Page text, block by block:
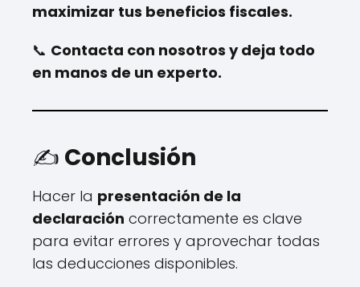
maximizar tus beneficios fiscales.
📞 Contacta con nosotros y deja todo
en manos de un experto.
✍️ Conclusión
Hacer la presentación de la
declaración correctamente es clave
para evitar errores y aprovechar todas
las deducciones disponibles.